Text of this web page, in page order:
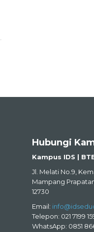
Hubungi
Kampus IDS |
Jl. Melati No.9,
Mampang
12730
Email:
Telepon: 021 7199
WhatsApp: 0851